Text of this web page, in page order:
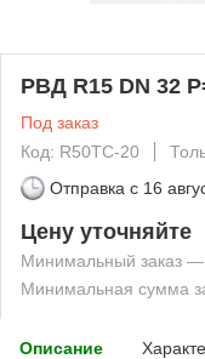
РВД R15 DN 32
Под заказ
Код: R50TC-20
Отправка с 16
Цену уточняйте
Минимальный заказ
Минимальная сумма
Описание